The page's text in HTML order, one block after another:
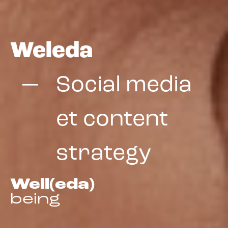
Weleda
Social media
et content
strategy
Well(eda)
being